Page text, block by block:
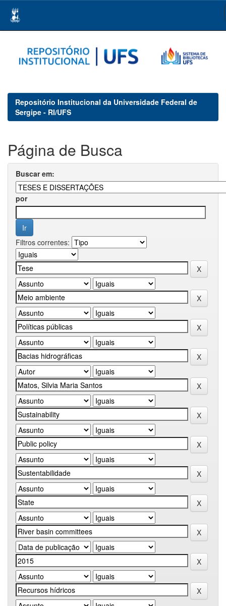
navigation
Repositório Institucional da Universidade Federal de
Sergipe - RI/UFS
Página de Busca
Buscar em:
por
Filtros correntes: